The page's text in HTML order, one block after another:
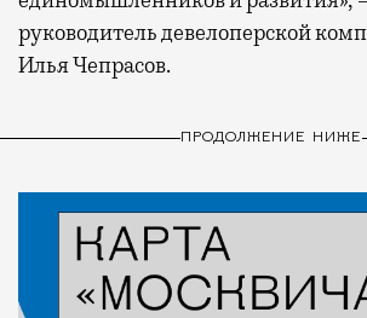
руководитель девелоперской
Илья Чепрасов.
ПРОДОЛЖЕНИЕ НИЖЕ